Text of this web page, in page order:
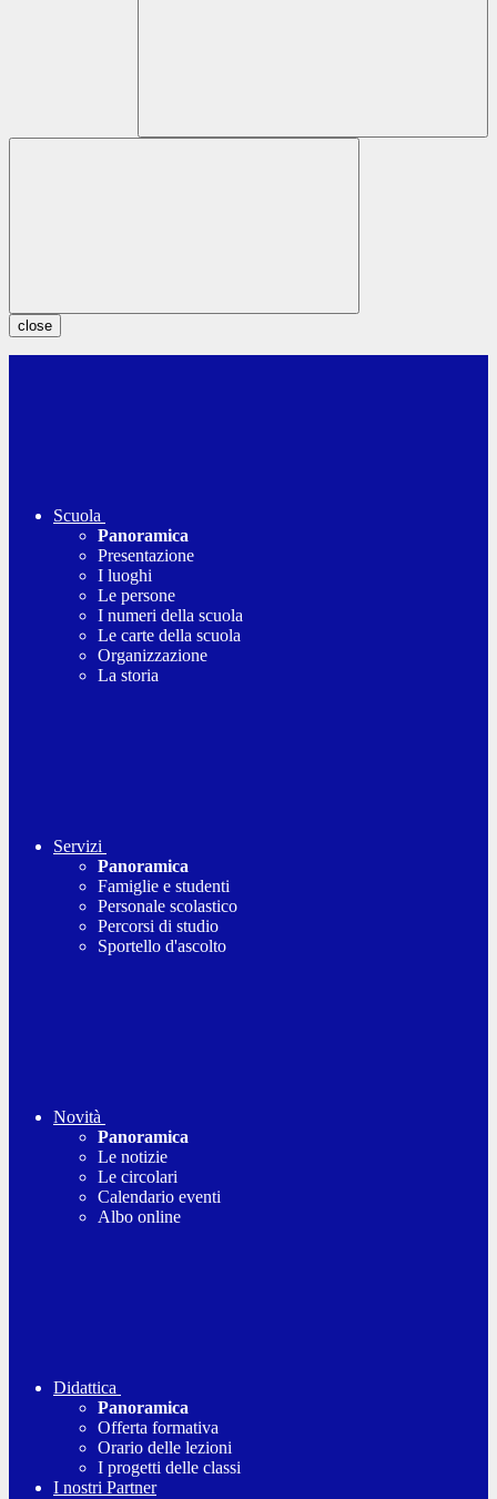
close
Scuola
Panoramica
Presentazione
I luoghi
Le persone
I numeri della scuola
Le carte della scuola
Organizzazione
La storia
Servizi
Panoramica
Famiglie e studenti
Personale scolastico
Percorsi di studio
Sportello d'ascolto
Novità
Panoramica
Le notizie
Le circolari
Calendario eventi
Albo online
Didattica
Panoramica
Offerta formativa
Orario delle lezioni
I progetti delle classi
I nostri Partner